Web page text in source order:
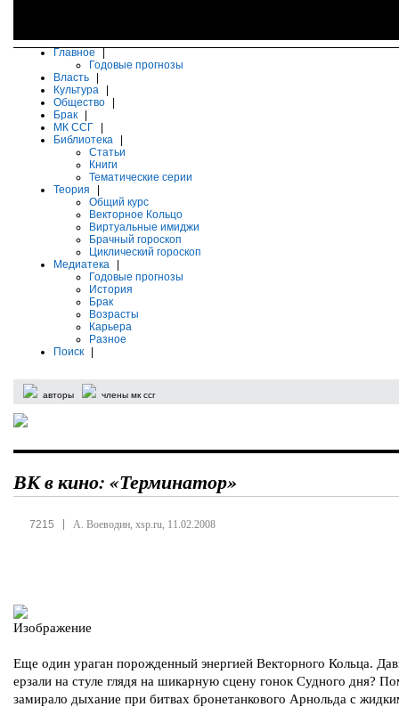
Главное
Годовые прогнозы
Власть
Культура
Общество
Брак
МК ССГ
Библиотека
Статьи
Книги
Тематические серии
Теория
Общий курс
Векторное Кольцо
Виртуальные имиджи
Брачный гороскоп
Циклический гороскоп
Медиатека
Годовые прогнозы
История
Брак
Возрасты
Карьера
Разное
Поиск
авторы члены мк ссг
ВК в кино: «Терминатор»
7215 А. Воеводин, xsp.ru, 11.02.2008
Еще один ураган порожденный энергией Векторного Кольца.
ерзали на стуле глядя на шикарную сцену гонок Судного дня?
замирало дыхание при битвах бронетанкового Арнольда с